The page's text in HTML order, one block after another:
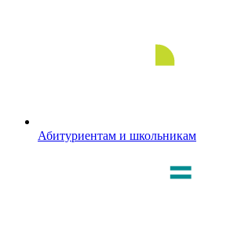
Абитуриентам и школьникам